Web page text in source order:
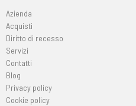
Azienda
Acquisti
Diritto di recesso
Servizi
Contatti
Blog
Privacy policy
Cookie policy